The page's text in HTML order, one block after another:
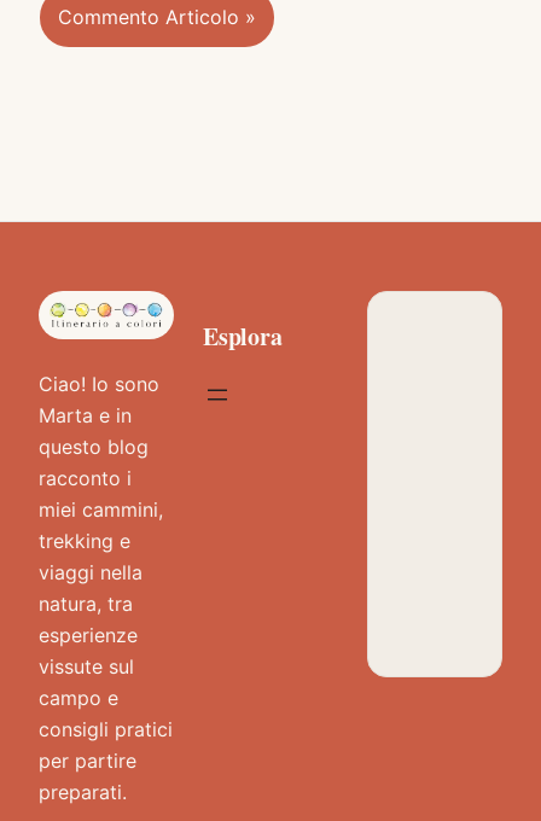
Ciao! Io sono
Marta e in
questo blog
racconto i
miei cammini,
trekking e
viaggi nella
natura, tra
esperienze
vissute sul
campo e
consigli pratici
per partire
preparati.
Esplora